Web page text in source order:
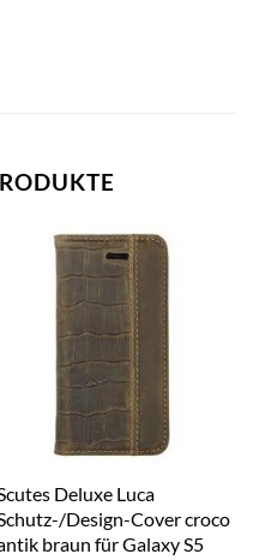
Deluxe Luca
Design-Cover croco
braun für Galaxy S5